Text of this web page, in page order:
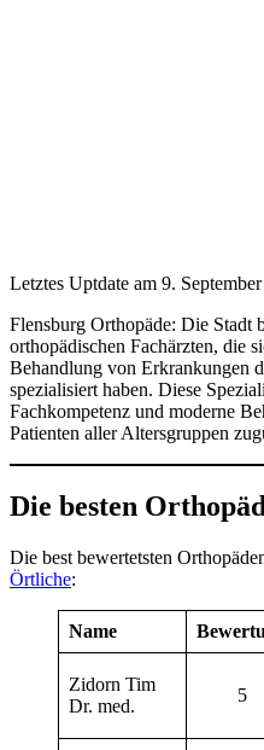
Letztes Uptdate am 9.
Flensburg Orthopäde: Die Stadt
orthopädischen Fachärzten, die
Behandlung von Erkrankungen
spezialisiert haben. Diese
Fachkompetenz und moderne
Patienten aller Altersgruppen
Die besten
Die best bewertetsten
Örtliche:
Name
Zidorn Tim
Dr. med.
5